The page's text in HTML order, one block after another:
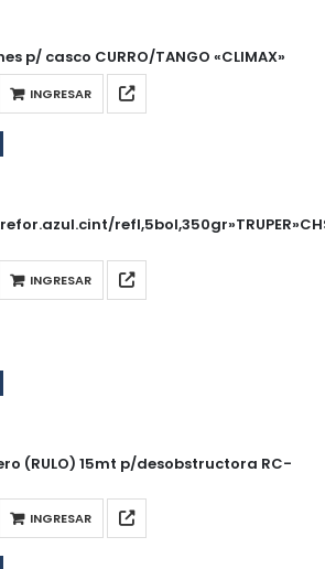
p/ casco CURRO/TANGO «CLIMAX»
INGRESAR
INGRESAR
(RULO) 15mt p/desobstructora RC-
INGRESAR